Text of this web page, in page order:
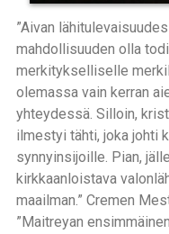
”Aivan
mahdollisuuden olla
merkitykselliselle
olemassa vain kerran
yhteydessä. Silloin,
ilmestyi tähti, joka johti
synnyinsijoille. Pian,
kirkkaanloistava
maailman.” Cremen
”Maitreyan